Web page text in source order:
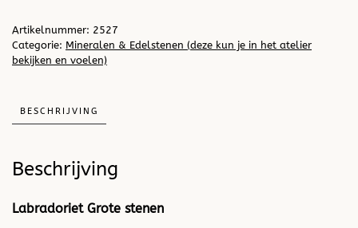
Artikelnummer: 2527
Categorie: Mineralen & Edelstenen (deze kun je in het atelier
bekijken en voelen)
BESCHRIJVING
Beschrijving
Labradoriet Grote stenen